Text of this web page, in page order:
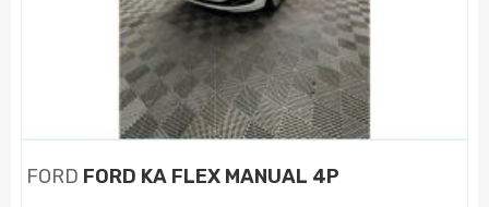
FORD FORD KA FLEX MANUAL 4P